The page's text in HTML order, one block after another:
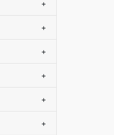
+
+
+
+
+
+